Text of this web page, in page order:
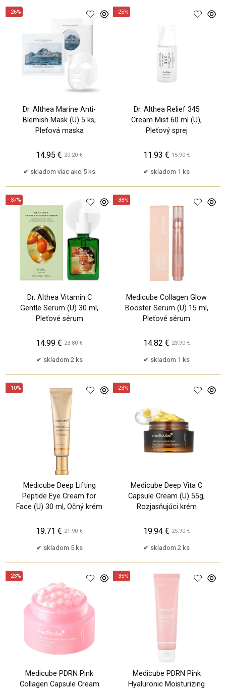
Dr. Althea Marine Anti-
Blemish Mask (U) 5 ks,
Pleťová maska
- 26%
skladom viac ako 5 ks
14.95 € 20.20 €
Dr. Althea Relief 345
Cream Mist 60 ml (U),
Pleťový sprej
- 25%
skladom 1 ks
11.93 € 15.90 €
Dr. Althea Vitamin C
Gentle Serum (U) 30 ml,
Pleťové sérum
- 37%
skladom 2 ks
14.99 € 23.80 €
Medicube Collagen Glow
Booster Serum (U) 15 ml,
Pleťové sérum
- 38%
skladom 1 ks
14.82 € 23.90 €
Medicube Deep Lifting
Peptide Eye Cream for
Face (U) 30 ml, Očný krém
- 10%
skladom 5 ks
19.71 € 21.90 €
Medicube Deep Vita C
Capsule Cream (U) 55g,
Rozjasňujúci krém
- 23%
skladom 2 ks
19.94 € 25.90 €
Medicube PDRN Pink
Collagen Capsule Cream
- 23%
Medicube PDRN Pink
Hyaluronic Moisturizing
- 35%